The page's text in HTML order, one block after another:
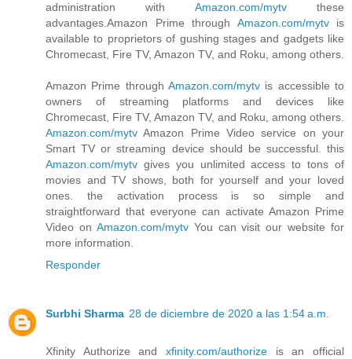
administration with Amazon.com/mytvthese
advantages.Amazon Prime through Amazon.com/mytvis
available to proprietors of gushing stages and gadgets like
Chromecast, Fire TV, Amazon TV, and Roku, among others.
Amazon Prime through Amazon.com/mytv is accessible to
owners of streaming platforms and devices like
Chromecast, Fire TV, Amazon TV, and Roku, among others.
Amazon.com/mytv Amazon Prime Video service on your
Smart TV or streaming device should be successful. this
Amazon.com/mytv gives you unlimited access to tons of
movies and TV shows, both for yourself and your loved
ones. the activation process is so simple and
straightforward that everyone can activate Amazon Prime
Video on Amazon.com/mytvYou can visit our website for
more information.
Responder
Surbhi Sharma 28 de diciembre de 2020 a las 1:54 a.m.
Xfinity Authorize and xfinity.com/authorize is an official